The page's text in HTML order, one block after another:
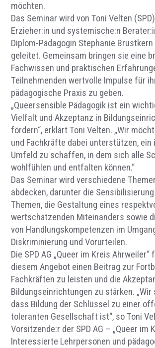
möchten.
Das Seminar wird von Toni Velten
Erzieher:in und systemische:n
Diplom-Pädagogin Stephanie
geleitet. Gemeinsam bringen sie eine
Fachwissen und praktischen
Teilnehmenden wertvolle Impulse für
pädagogische Praxis zu geben.
„Queersensible Pädagogik ist ein
Vielfalt und Akzeptanz in
fördern“, erklärt Toni Velten. „Wir
und Fachkräfte dabei unterstützen, ein
Umfeld zu schaffen, in dem sich alle
wohlfühlen und entfalten können.“
Das Seminar wird verschiedene
abdecken, darunter die
Themen, die Gestaltung eines
wertschätzenden Miteinanders sowie
von Handlungskompetenzen im
Diskriminierung und Vorurteilen.
Die SPD AG „Queer im Kreis
diesem Angebot einen Beitrag zur
Fachkräften zu leisten und die
Bildungseinrichtungen zu stärken.
dass Bildung der Schlüssel zu einer
toleranten Gesellschaft ist“, so Toni
Vorsitzende:r der SPD AG – „Queer im
Interessierte Lehrpersonen und